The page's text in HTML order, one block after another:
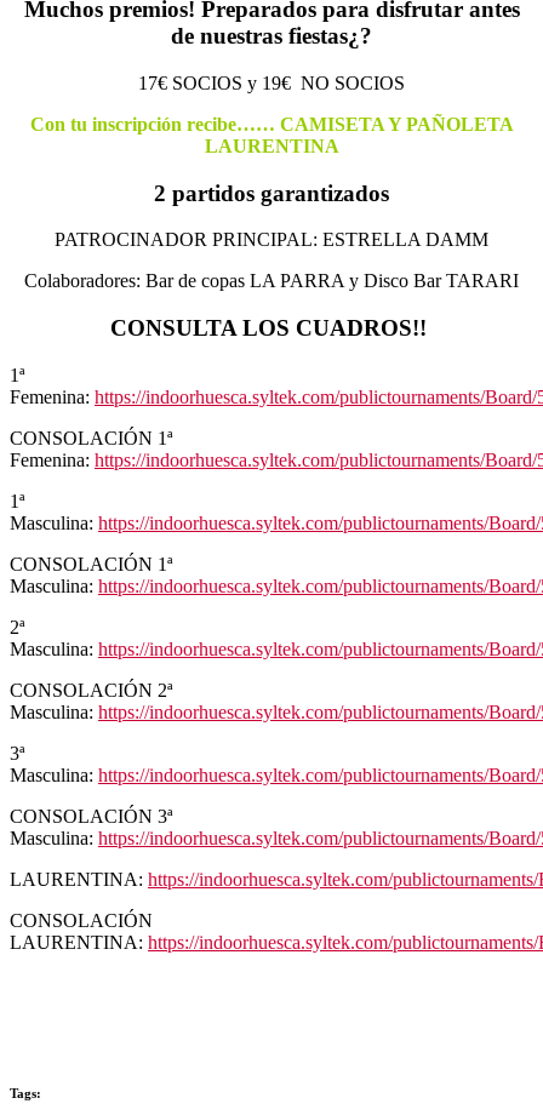
Muchos premios! Preparados para disfrutar antes
de nuestras fiestas¿?
17€ SOCIOS y 19€ NO SOCIOS
Con tu inscripción recibe…… CAMISETA Y PAÑOLETA
LAURENTINA
2 partidos garantizados
PATROCINADOR PRINCIPAL: ESTRELLA DAMM
Colaboradores: Bar de copas LA PARRA y Disco Bar TARARI
CONSULTA LOS CUADROS!!
1ª
Femenina: https://indoorhuesca.syltek.com/publictournaments/Board/
CONSOLACIÓN 1ª
Femenina: https://indoorhuesca.syltek.com/publictournaments/Board/
1ª
Masculina: https://indoorhuesca.syltek.com/publictournaments/
CONSOLACIÓN 1ª
Masculina: https://indoorhuesca.syltek.com/publictournaments/
2ª
Masculina: https://indoorhuesca.syltek.com/publictournaments/
CONSOLACIÓN 2ª
Masculina: https://indoorhuesca.syltek.com/publictournaments/
3ª
Masculina: https://indoorhuesca.syltek.com/publictournaments/
CONSOLACIÓN 3ª
Masculina: https://indoorhuesca.syltek.com/publictournaments/
LAURENTINA: https://indoorhuesca.syltek.com/
CONSOLACIÓN
LAURENTINA: https://indoorhuesca.syltek.com/
Tags: